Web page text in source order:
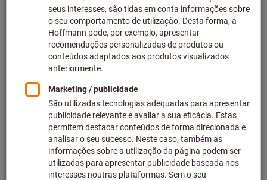
As preocupações com o ruído não devem cair em saco roto:
o ruído e a forma de o reduzir
Más vibrações no local de trabalho: reduzir as vibrações